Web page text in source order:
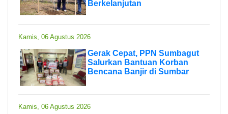
Berkelanjutan
Kamis, 06 Agustus 2026
Gerak Cepat, PPN Sumbagut
Salurkan Bantuan Korban
Bencana Banjir di Sumbar
Kamis, 06 Agustus 2026